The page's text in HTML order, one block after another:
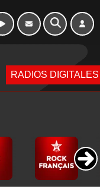
RADIOS DIGITALES
16h - 20h